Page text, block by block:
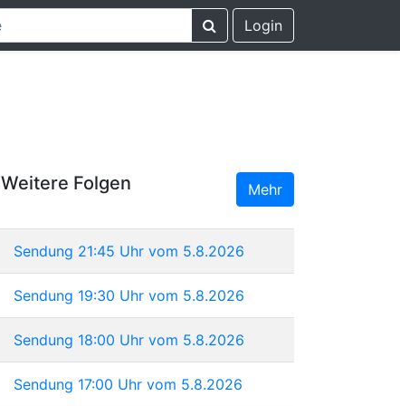
Login
Weitere Folgen Mehr
Sendung 21:45 Uhr vom 5.8.2026
Sendung 19:30 Uhr vom 5.8.2026
Sendung 18:00 Uhr vom 5.8.2026
Sendung 17:00 Uhr vom 5.8.2026